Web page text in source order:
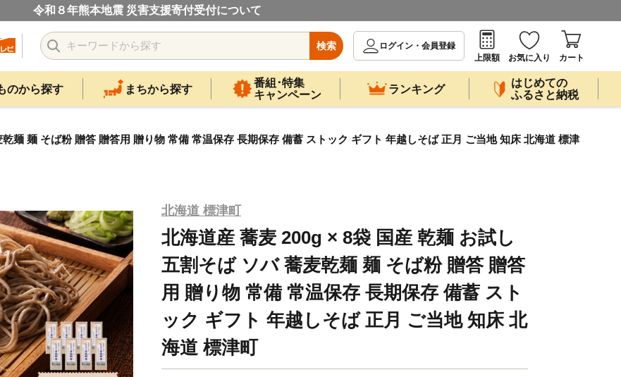
令和８年熊本地震 災害支援寄付受付について
検索
ログイン・会員登録
上限額
お気に入り カート
のから探す まちから探す
番組･特集
キャンペーン
ランキング
はじめての
ふるさと納税
麺 麺 そば粉 贈答 贈答用 贈り物 常備 常温保存 長期保存 備蓄 ストック ギフト 年越しそば 正月 ご当地 知床 北海道 標津
北海道 標津町
北海道産 蕎麦 200g × 8袋 国産 乾麺 お試し
五割そば ソバ 蕎麦乾麺 麺 そば粉 贈答 贈答
用 贈り物 常備 常温保存 長期保存 備蓄 スト
ック ギフト 年越しそば 正月 ご当地 知床 北
海道 標津町